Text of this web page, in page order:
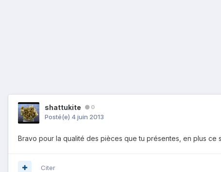
shattukite 0
Posté(e) 4 juin 2013
Bravo pour la qualité des pièces que tu présentes, en plus ce
Citer